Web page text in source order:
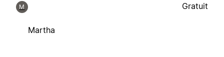
M
Martha
Gratuit